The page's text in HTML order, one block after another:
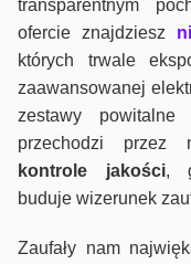
transparentnym
ofercie znajdziesz
których trwale
zaawansowanej
zestawy
przechodzi przez
kontrole jakości,
buduje wizerunek
Zaufały nam